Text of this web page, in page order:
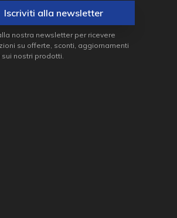
Iscriviti alla newsletter
nostra newsletter per ricevere
su offerte, sconti, aggiornamenti
nostri prodotti.